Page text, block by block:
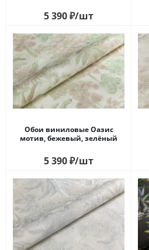
5 390₽/шт
Обои виниловые Оазис
мотив, бежевый, зелёный
5 390₽/шт